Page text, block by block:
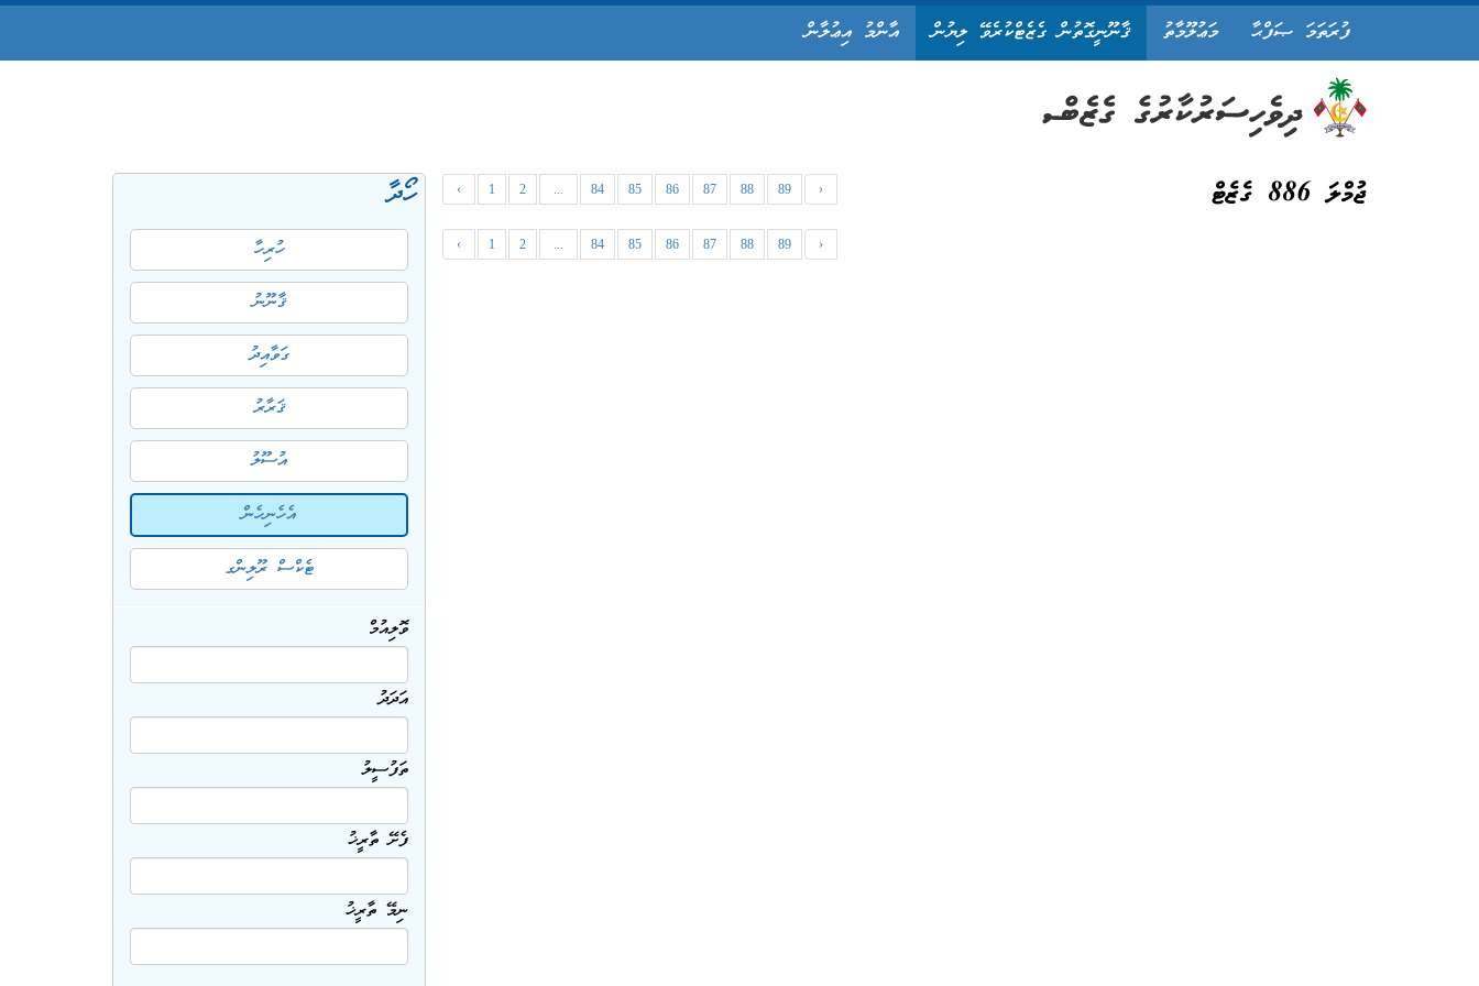
ފުރަތަމަ ޞަފްޙާ މަޢުލޫމާތު ޤާނޫނީގޮތުން ގެޒެޓްކުރެވޭ ލިޔުން އާންމު އިޢުލާން
ހޯދާ
ހުރިހާ
ޤާނޫނު
ގަވާއިދު
ޤަރާރު
އުސޫލު
އެހެނިހެން
ޓެކްސް ރޫލިންގ
ވޮލިއުމް
އަދަދު
ތަފުސީލު
ފެށޭ ތާރީޚު
ނިމޭ ތާރީޚު
ޖުމްލަ 886 ގެޒެޓް ‹ 1 2 ... 84 85 86 87 88 89 ›
‹ 1 2 ... 84 85 86 87 88 89 ›